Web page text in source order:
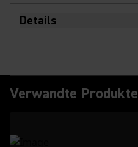
Details
Verwandte Produkte